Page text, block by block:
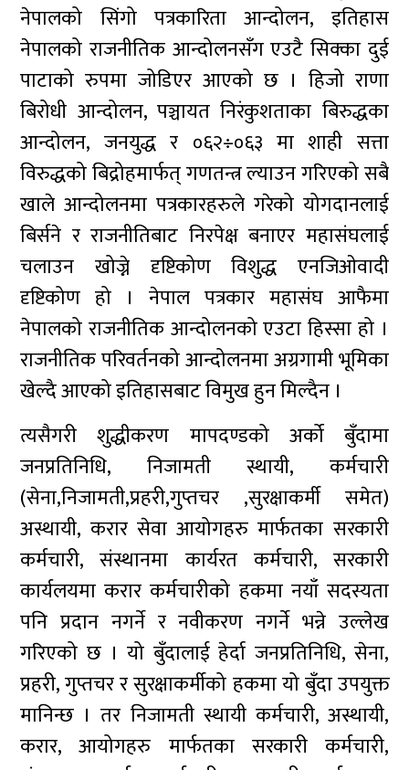
नेपालको सिंगो पत्रकारिता आन्दोलन, इतिहास
नेपालको राजनीतिक आन्दोलनसँग एउटै सिक्का दुई
पाटाको रुपमा जोडिएर आएको छ । हिजो राणा
बिरोधी आन्दोलन, पञ्चायत निरंकुशताका बिरुद्धका
आन्दोलन, जनयुद्ध र ०६२÷०६३ मा शाही सत्ता
विरुद्धको बिद्रोहमार्फत् गणतन्त्र ल्याउन गरिएको सबै
खाले आन्दोलनमा पत्रकारहरुले गरेको योगदानलाई
बिर्सने र राजनीतिबाट निरपेक्ष बनाएर महासंघलाई
चलाउन खोज्ने दृष्टिकोण विशुद्ध एनजिओवादी
दृष्टिकोण हो । नेपाल पत्रकार महासंघ आफैमा
नेपालको राजनीतिक आन्दोलनको एउटा हिस्सा हो ।
राजनीतिक परिवर्तनको आन्दोलनमा अग्रगामी भूमिका
खेल्दै आएको इतिहासबाट विमुख हुन मिल्दैन ।
त्यसैगरी शुद्धीकरण मापदण्डको अर्को बुँदामा
जनप्रतिनिधि, निजामती स्थायी, कर्मचारी
(सेना,निजामती,प्रहरी,गुप्तचर ,सुरक्षाकर्मी समेत)
अस्थायी, करार सेवा आयोगहरु मार्फतका सरकारी
कर्मचारी, संस्थानमा कार्यरत कर्मचारी, सरकारी
कार्यलयमा करार कर्मचारीको हकमा नयाँ सदस्यता
पनि प्रदान नगर्ने र नवीकरण नगर्ने भन्ने उल्लेख
गरिएको छ । यो बुँदालाई हेर्दा जनप्रतिनिधि, सेना,
प्रहरी, गुप्तचर र सुरक्षाकर्मीको हकमा यो बुँदा उपयुक्त
मानिन्छ । तर निजामती स्थायी कर्मचारी, अस्थायी,
करार, आयोगहरु मार्फतका सरकारी कर्मचारी,